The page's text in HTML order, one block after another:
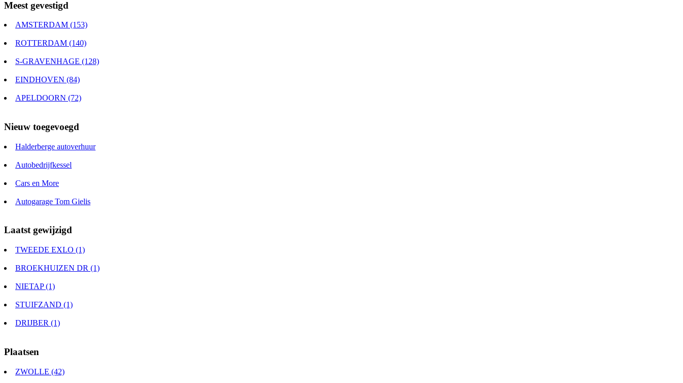
Meest gevestigd
AMSTERDAM (153)
ROTTERDAM (140)
S-GRAVENHAGE (128)
EINDHOVEN (84)
APELDOORN (72)
Nieuw toegevoegd
Halderberge autoverhuur
Autobedrijfkessel
Cars en More
Autogarage Tom Gielis
Laatst gewijzigd
TWEEDE EXLO (1)
BROEKHUIZEN DR (1)
NIETAP (1)
STUIFZAND (1)
DRIJBER (1)
Plaatsen
ZWOLLE (42)